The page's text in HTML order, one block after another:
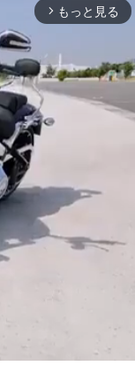
arrow_forward_ios もっと見る